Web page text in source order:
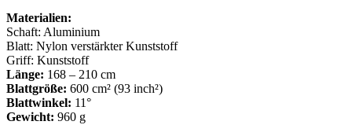
Materialien:
Schaft: Aluminium
Blatt: Nylon verstärkter Kunststoff
Griff: Kunststoff
Länge: 168 – 210 cm
Blattgröße: 600 cm² (93 inch²)
Blattwinkel: 11°
Gewicht: 960 g